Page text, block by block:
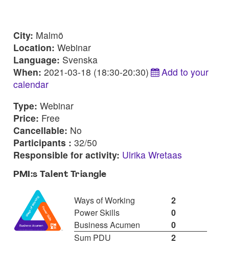
City: Malmö
Location: Webinar
Language: Svenska
When: 2021-03-18 (18:30-20:30)
Add to your
calendar
Type: Webinar
Price: Free
Cancellable: No
Participants : 32/50
Responsible for activity: Ulrika Wretaas
PMI:s Talent Triangle
Ways of Working
2
Power Skills
0
Business Acumen
0
Sum PDU
2